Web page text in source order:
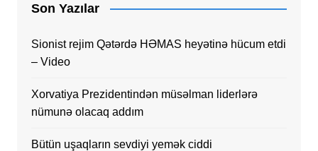
Son Yazılar
Sionist rejim Qətərdə HƏMAS heyətinə hücum etdi
– Video
Xorvatiya Prezidentindən müsəlman liderlərə
nümunə olacaq addım
Bütün uşaqların sevdiyi yemək ciddi